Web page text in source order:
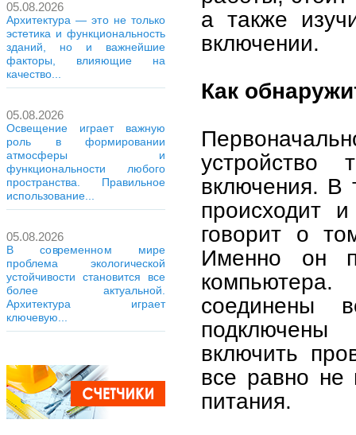
05.08.2026
Архитектура — это не только
эстетика и функциональность
зданий, но и важнейшие
факторы, влияющие на
качество...
05.08.2026
Освещение играет важную
роль в формировании
атмосферы и
функциональности любого
пространства. Правильное
использование...
05.08.2026
В современном мире
проблема экологической
устойчивости становится все
более актуальной.
Архитектура играет
ключевую...
а также
включении.
Как
устройство
включения. В
происходит
говорит о
Именно он
соединены
подключены
включить
все равно не
питания.